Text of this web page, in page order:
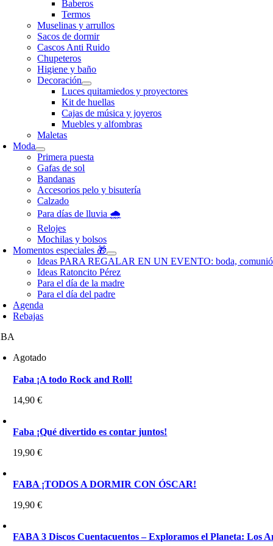
Baberos
Termos
Muselinas y arrullos
Sacos de dormir
Cascos Anti Ruido
Chupeteros
Higiene y baño
Decoración
Luces quitamiedos y proyectores
Kit de huellas
Cajas de música y joyeros
Muebles y alfombras
Maletas
Moda
Primera puesta
Gafas de sol
Bandanas
Accesorios pelo y bisutería
Calzado
Para días de lluvia 🌧️
Relojes
Mochilas y bolsos
Momentos especiales 🎁
Ideas PARA REGALAR EN UN EVENTO: boda,
Ideas Ratoncito Pérez
Para el día de la madre
Para el día del padre
Agenda
Rebajas
Agotado
Faba ¡A todo Rock and Roll!
14,90€
Faba ¡Qué divertido es contar juntos!
19,90€
FABA ¡TODOS A DORMIR CON ÓSCAR!
19,90€
FABA 3 Discos Cuentacuentos – Exploramos el Planeta: Los